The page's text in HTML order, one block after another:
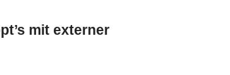
mit externer